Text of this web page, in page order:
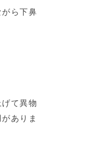
ら下鼻
て異物
ありま